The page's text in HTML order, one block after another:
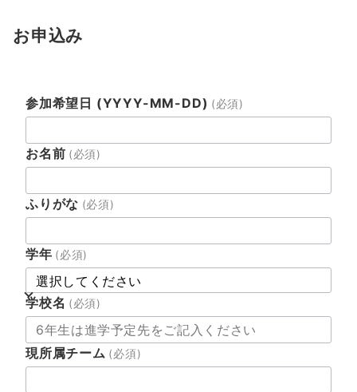
お申込み
参加希望日 (YYYY-MM-DD) (必須)
お名前 (必須)
ふりがな (必須)
学年 (必須)
学校名 (必須)
現所属チーム (必須)